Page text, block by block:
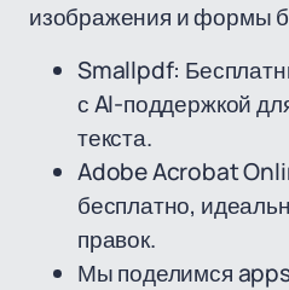
изображения и формы
Smallpdf:
с AI-поддержкой
текста.
Adobe Acrobat
бесплатно,
правок.
Мы поделимся